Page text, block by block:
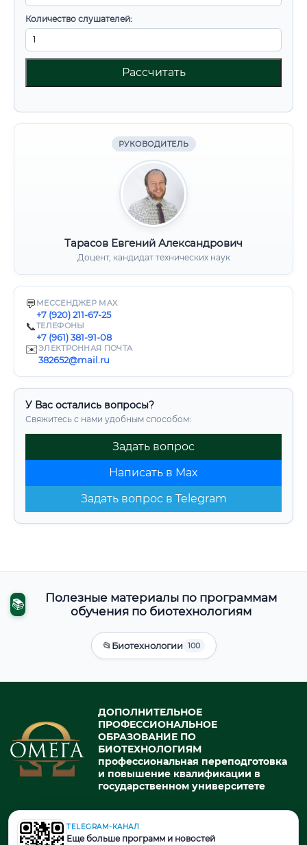
Количество слушателей:
Рассчитать
РУКОВОДИТЕЛЬ
Тарасов Евгений Александрович
Доцент, кандидат технических наук
💬 МЕССЕНДЖЕР MAX
+7 (920) 211-67-25
📞ТЕЛЕФОНЫ
+7 (961) 381-91-08
✉️ЭЛЕКТРОННАЯ ПОЧТА
382652@mail.ru
У Вас остались вопросы?
Свяжитесь с нами удобным способом:
Задать вопрос
Написать в Max
Задать вопрос в Telegram
📚
Полезные материалы по программам
обучения по биотехнологиям
📂Биотехнологии 100
ДОПОЛНИТЕЛЬНОЕ
ПРОФЕССИОНАЛЬНОЕ
ОБРАЗОВАНИЕ ПО
БИОТЕХНОЛОГИЯМ
профессиональная переподготовка
и повышение квалификации в
государственном университете
© 2026. При использовании материалов портала активная ссылка
TELEGRAM-КАНАЛ
Еще больше программ и новостей